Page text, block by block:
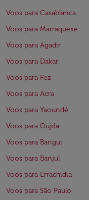
Voos para Casablanca
Voos para Marraquexe
Voos para Agadir
Voos para Dakar
Voos para Fez
Voos para Acra
Voos para Yaoundé
Voos para Oujda
Voos para Bangui
Voos para Banjul
Voos para Errachidia
Voos para São Paulo